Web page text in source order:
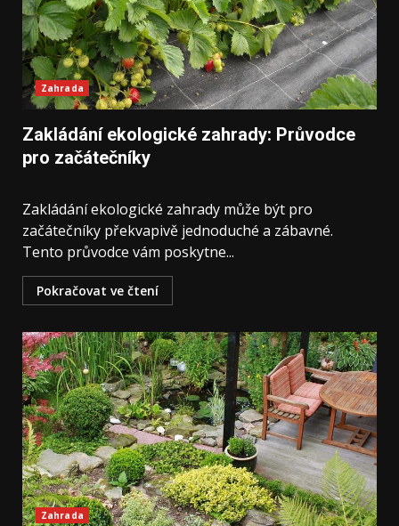
Zahrada
Zakládání ekologické zahrady: Průvodce
pro začátečníky
Zakládání ekologické zahrady může být pro
začátečníky překvapivě jednoduché a zábavné.
Tento průvodce vám poskytne...
Pokračovat ve čtení
Zahrada